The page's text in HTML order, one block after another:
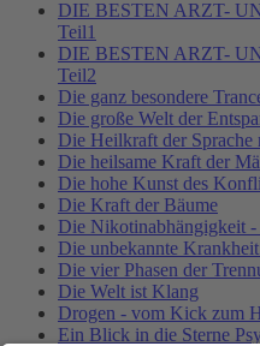
DIE BESTEN ARZT-
Teil1
DIE BESTEN ARZT-
Teil2
Die ganz besondere
Die große Welt der
Die Heilkraft der Sprache
Die heilsame Kraft der
Die hohe Kunst des
Die Kraft der Bäume
Die Nikotinabhängigkeit
Die unbekannte
Die vier Phasen der
Die Welt ist Klang
Drogen - vom Kick zum
Ein Blick in die Sterne